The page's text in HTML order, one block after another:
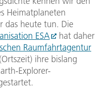
Heimatplaneten
das heute tun. Die
ESA
hat daher
Raumfahrtagentur
ihre bislang
Explorer-